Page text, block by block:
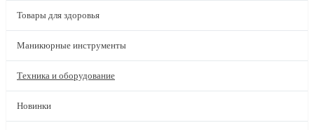
Товары для здоровья
Маникюрные инструменты
Техника и оборудование
Новинки